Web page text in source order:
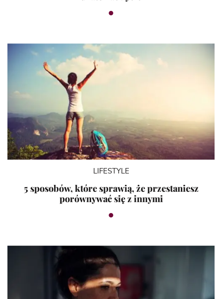
LIFESTYLE
5 sposobów, które sprawią, że przestaniesz
porównywać się z innymi